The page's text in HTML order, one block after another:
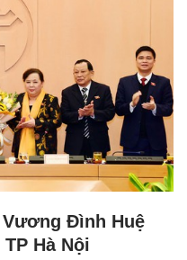
Đình Huệ
Hà Nội